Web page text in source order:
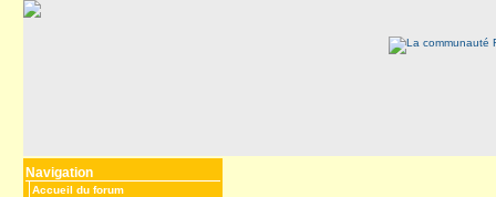
Navigation
Accueil du forum